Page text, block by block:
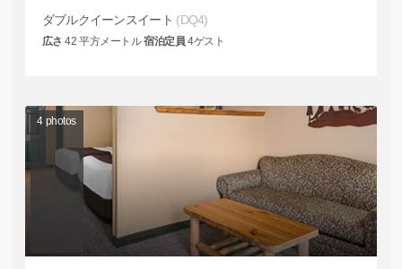
ダブルクイーンスイート (DQ4)
広さ 42 平方メートル宿泊定員 4ゲスト
4 photos